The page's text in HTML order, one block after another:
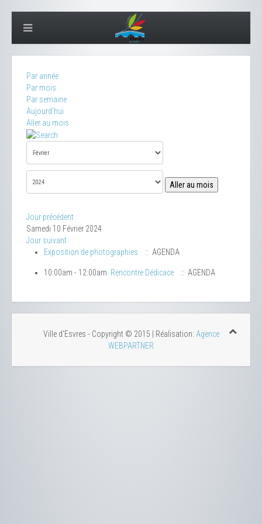
Par année
Par mois
Par semaine
Aujourd'hui
Aller au mois
Aller au mois
Jour précédent
Samedi 10 Février 2024
Jour suivant
Exposition de photographies
:: AGENDA
10:00am - 12:00am Rencontre Dédicace :: AGENDA
Ville d'Esvres - Copyright © 2015 | Réalisation: Agence
WEBPARTNER